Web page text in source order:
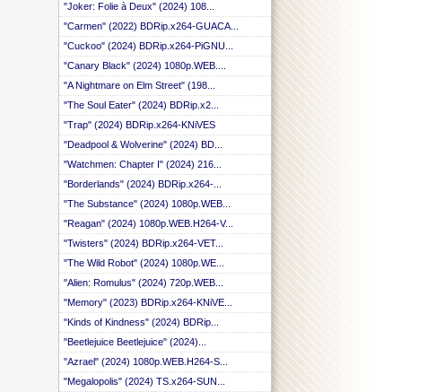
"Joker: Folie à Deux" (2024) 108...
"Carmen" (2022) BDRip.x264-GUACA...
"Cuckoo" (2024) BDRip.x264-PiGNU...
"Canary Black" (2024) 1080p.WEB....
"A Nightmare on Elm Street" (198...
"The Soul Eater" (2024) BDRip.x2...
"Trap" (2024) BDRip.x264-KNiVES
"Deadpool & Wolverine" (2024) BD...
"Watchmen: Chapter I" (2024) 216...
"Borderlands" (2024) BDRip.x264-...
"The Substance" (2024) 1080p.WEB...
"Reagan" (2024) 1080p.WEB.H264-V...
"Twisters" (2024) BDRip.x264-VET...
"The Wild Robot" (2024) 1080p.WE...
"Alien: Romulus" (2024) 720p.WEB...
"Memory" (2023) BDRip.x264-KNiVE...
"Kinds of Kindness" (2024) BDRip...
"Beetlejuice Beetlejuice" (2024)...
"Azrael" (2024) 1080p.WEB.H264-S...
"Megalopolis" (2024) TS.x264-SUN...